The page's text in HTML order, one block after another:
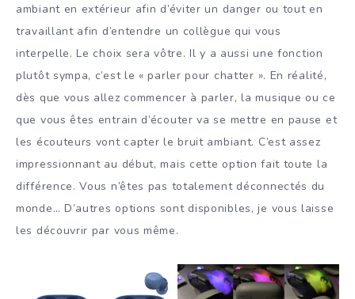
ambiant en extérieur afin d’éviter un danger ou tout en
travaillant afin d’entendre un collègue qui vous
interpelle. Le choix sera vôtre. Il y a aussi une fonction
plutôt sympa, c’est le « parler pour chatter ». En réalité,
dès que vous allez commencer à parler, la musique ou ce
que vous êtes entrain d’écouter va se mettre en pause et
les écouteurs vont capter le bruit ambiant. C’est assez
impressionnant au début, mais cette option fait toute la
différence. Vous n’êtes pas totalement déconnectés du
monde… D’autres options sont disponibles, je vous laisse
les découvrir par vous même.